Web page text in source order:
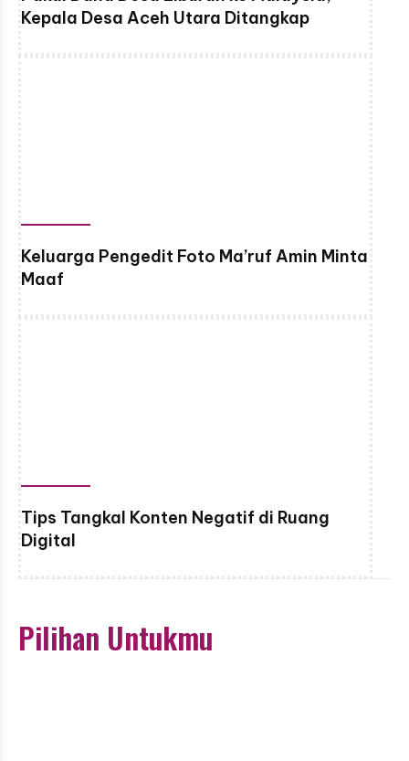
Kepala Desa Aceh Utara Ditangkap
Keluarga Pengedit Foto Ma’ruf Amin Minta
Maaf
Tips Tangkal Konten Negatif di Ruang
Digital
Pilihan Untukmu